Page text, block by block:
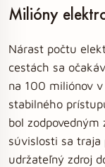
Milióny
Nárast počtu
cestách sa
na 100 miliónov
stabilného
bol
súvislosti sa traja
udržateľný zdroj